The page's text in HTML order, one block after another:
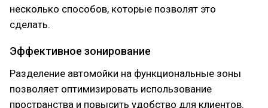
несколько способов, которые позволят это
сделать.
Эффективное зонирование
Разделение автомойки на функциональные зоны
позволяет оптимизировать использование
пространства и повысить удобство для клиентов.